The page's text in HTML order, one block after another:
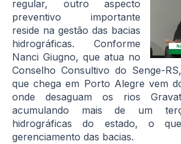
regular, outro aspecto
preventivo importante
reside na gestão das bacias
hidrográficas. Conforme
Nanci Giugno, que atua no
Conselho Consultivo do Senge-
que chega em Porto Alegre vem
onde desaguam os rios
acumulando mais de um
hidrográficas do estado, o
gerenciamento das bacias.